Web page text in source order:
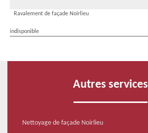
Ravalement de façade Noirlieu
indisponible
Autres services
Nettoyage de façade Noirlieu